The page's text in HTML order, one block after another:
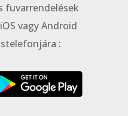
fuvarrendelések
vagy Android
: